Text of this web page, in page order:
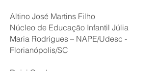
Altino José Martins Filho
Núcleo de Educação Infantil Júlia
Maria Rodrigues – NAPE/Udesc -
Florianópolis/SC